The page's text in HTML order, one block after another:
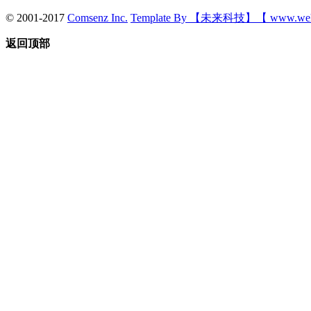
© 2001-2017 Comsenz Inc. Template By 【未来科技】【
返回顶部